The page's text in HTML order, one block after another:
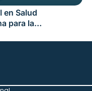
en Salud
para la
Sincelejo